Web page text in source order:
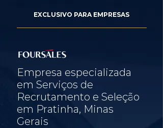
EXCLUSIVO PARA EMPRESAS
Empresa especializada
em Serviços de
Recrutamento e Seleção
em Pratinha, Minas
Gerais